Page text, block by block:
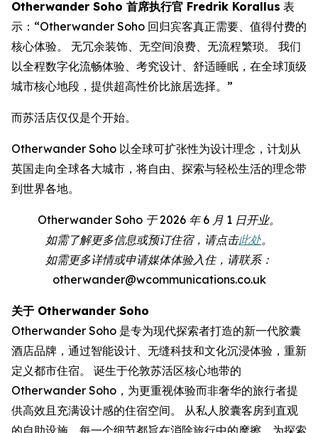
Otherwander Soho 首席执行官 Fredrik Korallus 表
示：“Otherwander Soho 回归宾客真正需要、值得付费的
核心体验。 无冗余装饰、无空间浪费、无流程繁琐。 我们
以全程数字化流畅体验、考究设计、舒适睡眠，在全球顶级
城市核心地段，提供超高性价比旅居选择。”
而苏活店仅仅是个开始。
Otherwander Soho 以全球可扩张性为设计理念，计划从
英国走向全球各大城市，将自由、探索与轻松生活的理念带
到世界各地。
Otherwander Soho 于 2026 年 6 月 1 日开业。
如需了解更多信息或预订住宿，请点击此处。
如需更多详情或申请媒体体验入住，请联系：
otherwander@wcommunications.co.uk
关于 Otherwander Soho
Otherwander Soho 是专为现代探索者打造的新一代胶囊
酒店品牌，通过智能设计、无缝科技和文化沉浸体验，重新
定义都市住宿。 诞生于伦敦苏活区核心地带的
Otherwander Soho，为更重视体验而非奢华的旅行者提
供高效且充满设计感的住宿空间。 从私人胶囊客房到直观
的自助设施，每一个细节都旨在消除旅行中的摩擦，为探索